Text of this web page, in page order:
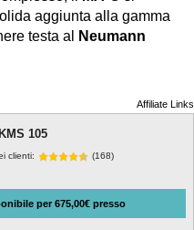
aggiunta alla gamma
testa al
Neumann
Affiliate Links
105
clienti: (168)
per 675,00€ presso